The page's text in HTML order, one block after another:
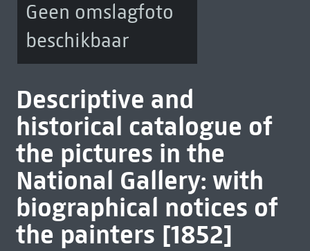
Geen omslagfoto
beschikbaar
Descriptive and
historical catalogue of
the pictures in the
National Gallery: with
biographical notices of
the painters [1852]